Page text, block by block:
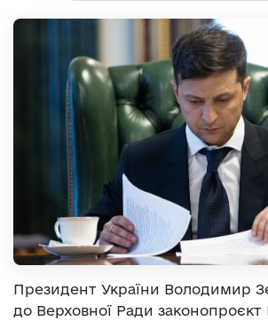
Президент України Володимир
до Верховної Ради